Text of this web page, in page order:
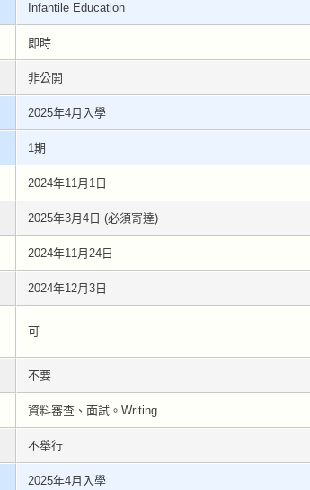
Infantile Education
即時
非公開
2025年4月入學
1期
2024年11月1日
2025年3月4日 (必須寄達)
2024年11月24日
2024年12月3日
可
不要
資料審查、面試。Writing
不舉行
2025年4月入學